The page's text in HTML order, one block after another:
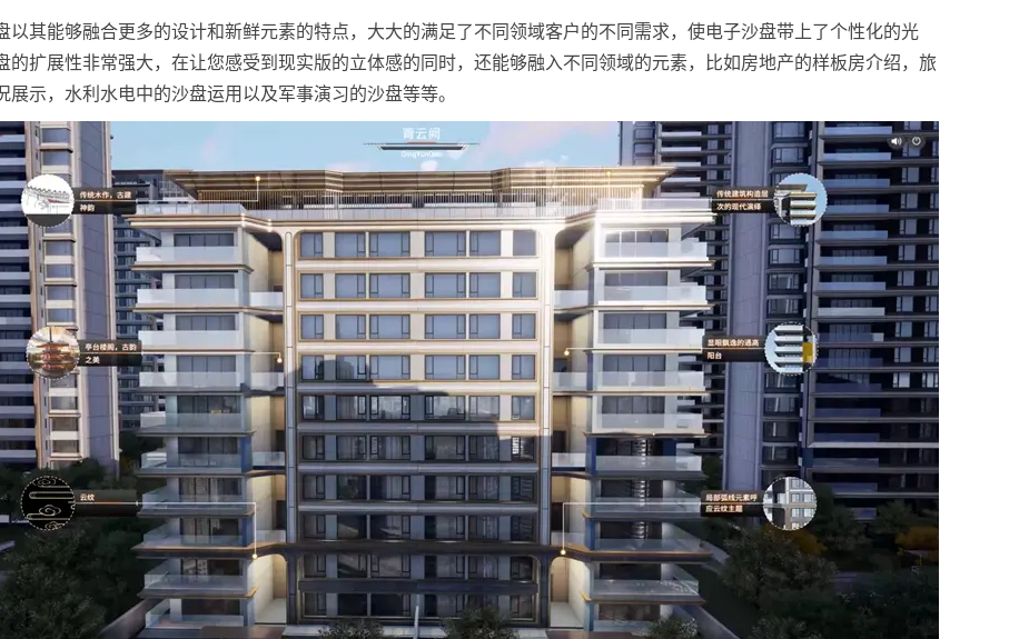
以其能够融合更多的设计和新鲜元素的特点，大大的满足了不同领域客户的不同需求，使电子沙盘带上了个性化的光
的扩展性非常强大，在让您感受到现实版的立体感的同时，还能够融入不同领域的元素，比如房地产的样板房介绍，旅
展示，水利水电中的沙盘运用以及军事演习的沙盘等等。